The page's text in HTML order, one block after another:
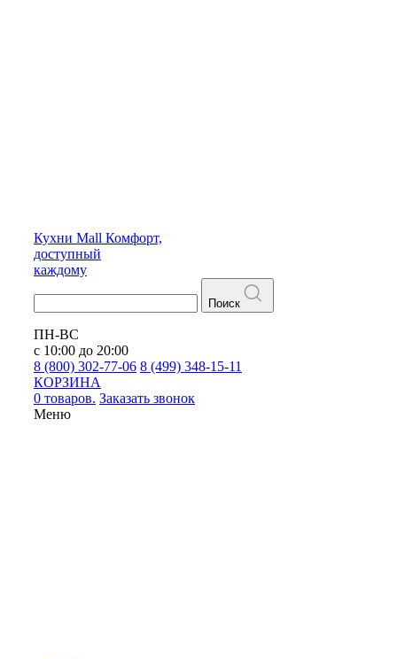
Кухни Mall Комфорт,
доступный
каждому
Поиск
ПН-ВС
с 10:00 до 20:00
8 (800) 302-77-06 8 (499) 348-15-11
КОРЗИНА
0 товаров. Заказать звонок
Меню